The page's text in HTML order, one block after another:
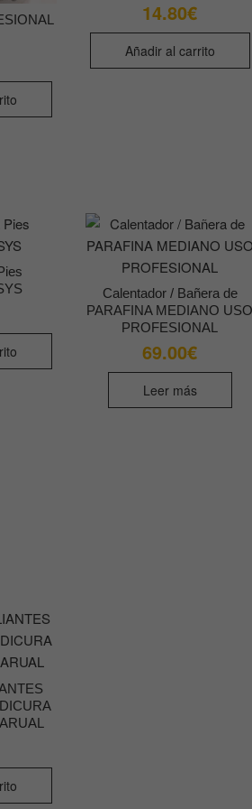
14.80€
Añadir al carrito
Calentador / Bañera de
PARAFINA MEDIANO
PROFESIONAL
69.00€
Leer más